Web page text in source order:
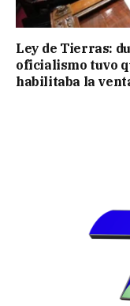
Ley de Tierras:
oficialismo tuvo
habilitaba la